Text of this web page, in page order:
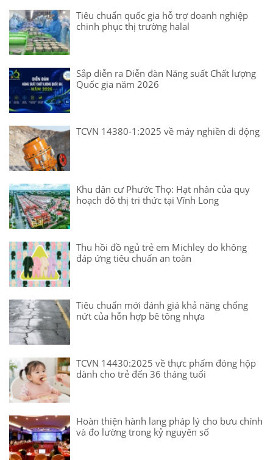
Tiêu chuẩn quốc gia hỗ trợ doanh nghiệp
chinh phục thị trường halal
Sắp diễn ra Diễn đàn Năng suất Chất lượng
Quốc gia năm 2026
TCVN 14380-1:2025 về máy nghiền di động
Khu dân cư Phước Thọ: Hạt nhân của quy
hoạch đô thị tri thức tại Vĩnh Long
Thu hồi đồ ngủ trẻ em Michley do không
đáp ứng tiêu chuẩn an toàn
Tiêu chuẩn mới đánh giá khả năng chống
nứt của hỗn hợp bê tông nhựa
TCVN 14430:2025 về thực phẩm đóng hộp
dành cho trẻ đến 36 tháng tuổi
Hoàn thiện hành lang pháp lý cho bưu chính
và đo lường trong kỷ nguyên số